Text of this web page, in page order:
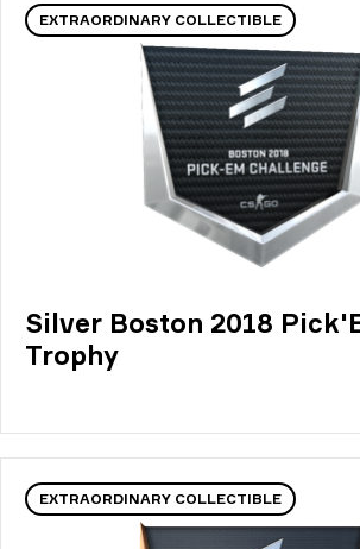
EXTRAORDINARY COLLECTIBLE
Silver Boston 2018
Trophy
EXTRAORDINARY COLLECTIBLE